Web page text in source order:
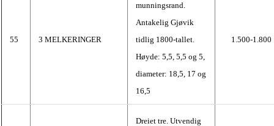
55 3 MELKERINGER
munningsrand.
Antakelig Gjøvik
tidlig 1800-tallet.
Høyde: 5,5, 5,5 og 5,
diameter: 18,5, 17 og
16,5
1.500-1.800
Dreiet tre. Utvendig